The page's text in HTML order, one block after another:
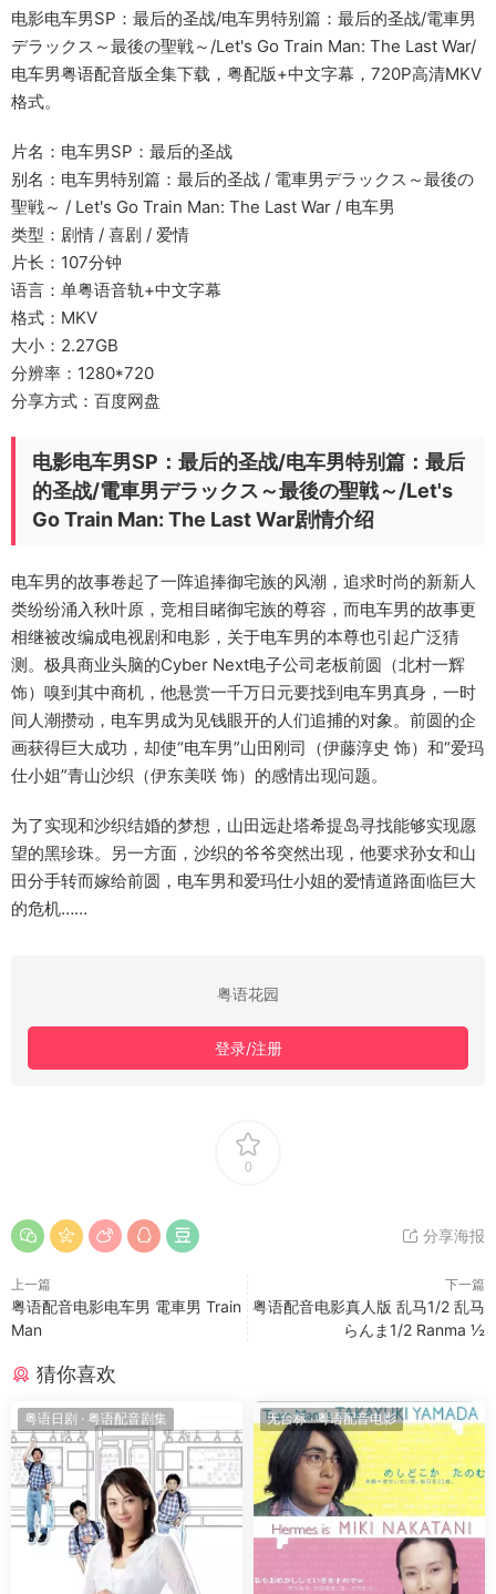
电影电车男SP：最后的圣战/电车男特别篇：最后的圣战/電車男
デラックス～最後の聖戦～/Let's Go Train Man: The Last War/
电车男粤语配音版全集下载，粤配版+中文字幕，720P高清MKV
格式。
片名：电车男SP：最后的圣战
别名：电车男特别篇：最后的圣战 / 電車男デラックス～最後の
聖戦～ / Let's Go Train Man: The Last War / 电车男
类型：剧情 / 喜剧 / 爱情
片长：107分钟
语言：单粤语音轨+中文字幕
格式：MKV
大小：2.27GB
分辨率：1280*720
分享方式：百度网盘
电影电车男SP：最后的圣战/电车男特别篇：最后
的圣战/電車男デラックス～最後の聖戦～/Let's
Go Train Man: The Last War剧情介绍
电车男的故事卷起了一阵追捧御宅族的风潮，追求时尚的新新人
类纷纷涌入秋叶原，竞相目睹御宅族的尊容，而电车男的故事更
相继被改编成电视剧和电影，关于电车男的本尊也引起广泛猜
测。极具商业头脑的Cyber Next电子公司老板前圆（北村一辉
饰）嗅到其中商机，他悬赏一千万日元要找到电车男真身，一时
间人潮攒动，电车男成为见钱眼开的人们追捕的对象。前圆的企
画获得巨大成功，却使“电车男”山田刚司（伊藤淳史 饰）和“爱玛
仕小姐”青山沙织（伊东美咲 饰）的感情出现问题。
为了实现和沙织结婚的梦想，山田远赴塔希提岛寻找能够实现愿
望的黑珍珠。另一方面，沙织的爷爷突然出现，他要求孙女和山
田分手转而嫁给前圆，电车男和爱玛仕小姐的爱情道路面临巨大
的危机……
粤语花园
登录/注册
0
分享海报
上一篇
粤语配音电影电车男 電車男 Train
Man
下一篇
粤语配音电影真人版 乱马1/2 乱马
らんま1/2 Ranma ½
猜你喜欢
粤语日剧 · 粤语配音剧集 无台标·粤语配音电影